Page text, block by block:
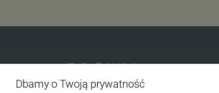
Eko-Familia GAJ Sp.Jawna
Gdańska 60
Dbamy o Twoją prywatność